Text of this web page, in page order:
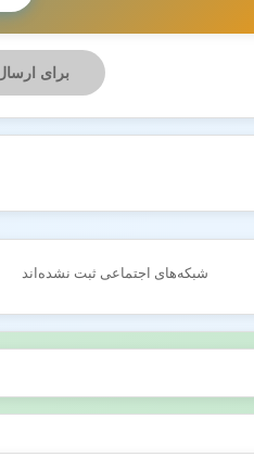
برای
شبکه‌های اجتماعی ثبت نشده‌اند